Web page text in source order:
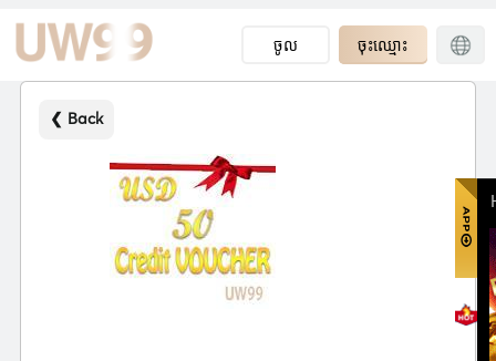
ចូល ចុះឈ្មោះ
❮ Back